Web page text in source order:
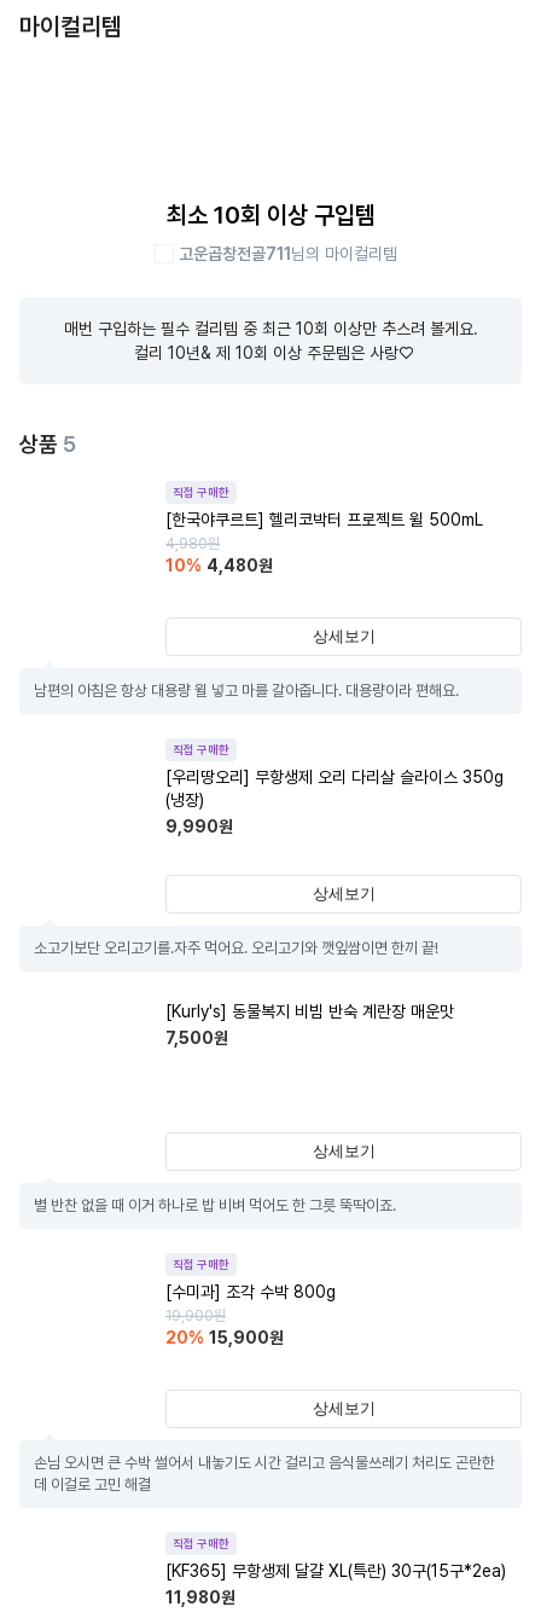
마이컬리템
최소 10회 이상 구입템
고운곱창전골711 님의 마이컬리템
매번 구입하는 필수 컬리템 중 최근 10회 이상만 추스려 볼게요.
컬리 10년& 제 10회 이상 주문템은 사랑♡
상품 5
직접 구매한
[한국야쿠르트] 헬리코박터 프로젝트 윌 500mL
4,980원
10% 4,480원
상세보기
남편의 아침은 항상 대용량 윌 넣고 마를 갈아줍니다. 대용량이라 편해요.
직접 구매한
[우리땅오리] 무항생제 오리 다리살 슬라이스 350g
(냉장)
9,990원
상세보기
소고기보단 오리고기를.자주 먹어요. 오리고기와 깻잎쌈이면 한끼 끝!
[Kurly's] 동물복지 비빔 반숙 계란장 매운맛
7,500원
상세보기
별 반찬 없을 때 이거 하나로 밥 비벼 먹어도 한 그릇 뚝딱이죠.
직접 구매한
[수미과] 조각 수박 800g
19,900원
20% 15,900원
상세보기
손님 오시면 큰 수박 썰어서 내놓기도 시간 걸리고 음식물쓰레기 처리도 곤란한
데 이걸로 고민 해결
직접 구매한
[KF365] 무항생제 달걀 XL(특란) 30구(15구*2ea)
11,980원